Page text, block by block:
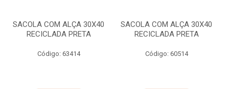
SACOLA COM ALÇA 30X40
RECICLADA PRETA
Código: 63414
SACOLA COM ALÇA 30X40
RECICLADA PRETA
Código: 60514